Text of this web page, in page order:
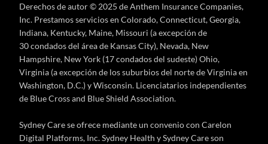
Derechos de autor © 2025 de Anthem Insurance Companies,
Inc. Prestamos servicios en Colorado, Connecticut, Georgia,
Indiana, Kentucky, Maine, Missouri (a excepción de
30 condados del área de Kansas City), Nevada, New
Hampshire, New York (17 condados del sudeste) Ohio,
Virginia (a excepción de los suburbios del norte de Virginia en
Washington, D.C.) y Wisconsin. Licenciatarios independientes
de Blue Cross and Blue Shield Association.
Sydney Care se ofrece mediante un convenio con Carelon
Digital Platforms, Inc. Sydney Health y Sydney Care son